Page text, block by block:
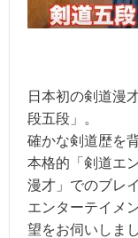
日本初の剣道漫
段五段」。
確かな剣道歴を
本格的「剣道エ
漫才」でのブレ
エンターテイメ
望をお伺いしまし